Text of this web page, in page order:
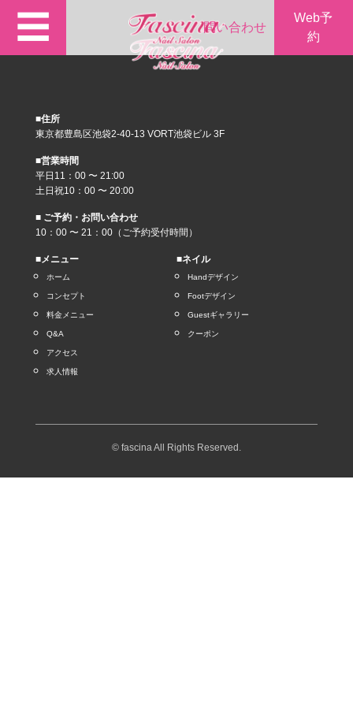
☰ 問い合わせ
Web予
約
■住所
東京都豊島区池袋2-40-13 VORT池袋ビル 3F
■営業時間
平日11：00 〜 21:00
土日祝10：00 〜 20:00
■ ご予約・お問い合わせ
10：00 〜 21：00（ご予約受付時間）
■メニュー
ホーム
コンセプト
料金メニュー
Q&A
アクセス
求人情報
■ネイル
Handデザイン
Footデザイン
Guestギャラリー
クーポン
© fascina All Rights Reserved.